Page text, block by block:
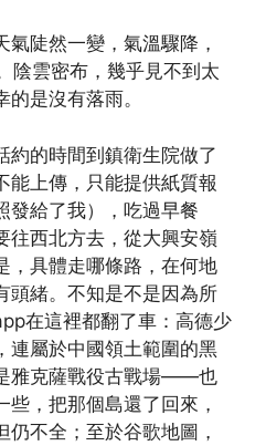
陡然一變，氣溫驟降，
陰雲密布，幾乎見不到太
是沒有落雨。
約的時間到鎮衛生院做了
能上傳，只能提供紙質報
發給了我），吃過早餐
往西北方去，從大興安嶺
，具體走哪條路，在何地
頭緒。不知是不是因為所
在這裡都翻了車：高德少
連屬於中國領土範圍的黑
雅克薩戰役古戰場——也
，把那個島還了回來，
不全；至於谷歌地圖，